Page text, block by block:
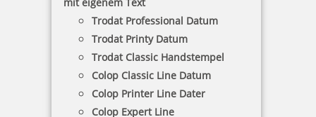
Trodat Professional Datum
Trodat Printy Datum
Trodat Classic Handstempel
Colop Classic Line Datum
Colop Printer Line Dater
Colop Expert Line
24,28 €
Jetzt gestalten